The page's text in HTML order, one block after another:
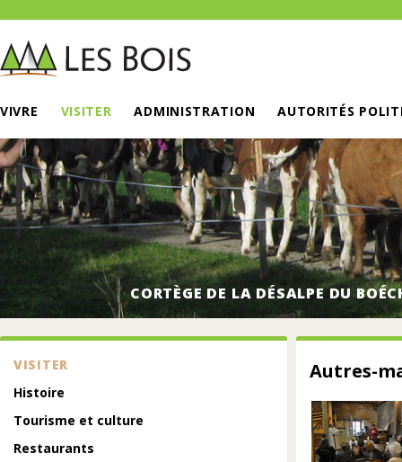
VIVRE VISITER ADMINISTRATION AUTORITÉS
CORTÈGE DE LA DÉSALPE DU
VISITER
Histoire
Tourisme et culture
Restaurants
Autres-